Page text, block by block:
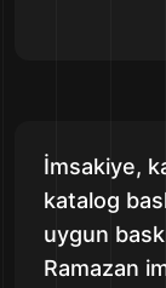
İmsakiye,
katalog
uygun
Ramazan